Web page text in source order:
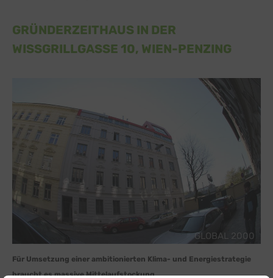
GRÜNDERZEITHAUS IN DER
WISSGRILLGASSE 10, WIEN-PENZING
GLOBAL 2000
Für Umsetzung einer ambitionierten Klima- und Energiestrategie
braucht es massive Mittelaufstockung